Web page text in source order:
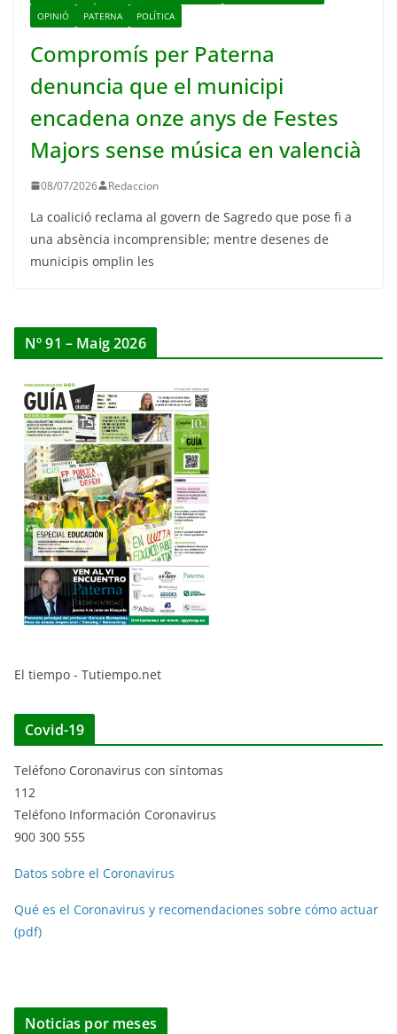
OPINIÓ
PATERNA POLÍTICA
Compromís per Paterna
denuncia que el municipi
encadena onze anys de Festes
Majors sense música en valencià
08/07/2026 Redaccion
La coalició reclama al govern de Sagredo que pose fi a
una absència incomprensible; mentre desenes de
municipis omplin les
Nº 91 – Maig 2026
El tiempo - Tutiempo.net
Covid-19
Teléfono Coronavirus con síntomas
112
Teléfono Información Coronavirus
900 300 555
Datos sobre el Coronavirus
Qué es el Coronavirus y recomendaciones sobre cómo actuar
(pdf)
Noticias por meses